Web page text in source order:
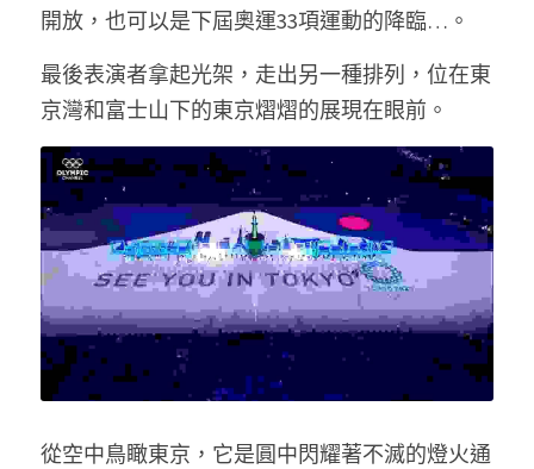
開放，也可以是下屆奧運33項運動的降臨…。
最後表演者拿起光架，走出另一種排列，位在東
京灣和富士山下的東京熠熠的展現在眼前。
從空中鳥瞰東京，它是圓中閃耀著不滅的燈火通